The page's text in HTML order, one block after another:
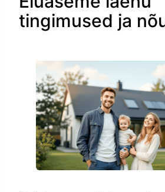
tingimused ja